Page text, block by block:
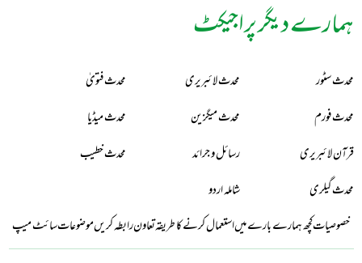
ہمارے دیگر پراجیکٹ
محدث سٹور محدث لائبریری
محدث فتویٰ
محدث فورم
محدث میگزین
محدث میڈیا
قرآن لائبریری
رسائل و جرائد
محدث خطیب
محدث گیلری
شاملہ اردو
خصوصیاتکچھ ہمارے بارے میںاستعمال کرنے کا طریقہتعاونرابطہ کریںموضوعاتسائٹ میپ